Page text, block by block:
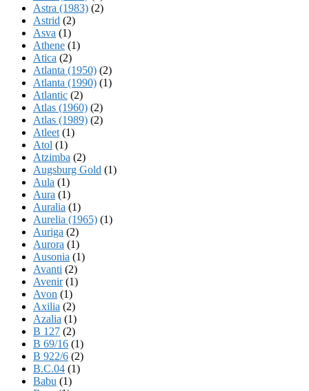
Astra (1983) (2)
Astrid (2)
Asva (1)
Athene (1)
Atica (2)
Atlanta (1950) (2)
Atlanta (1990) (1)
Atlantic (2)
Atlas (1960) (2)
Atlas (1989) (2)
Atleet (1)
Atol (1)
Atzimba (2)
Augsburg Gold (1)
Aula (1)
Aura (1)
Auralia (1)
Aurelia (1965) (1)
Auriga (2)
Aurora (1)
Ausonia (1)
Avanti (2)
Avenir(1)
Avon (1)
Axilia (2)
Azalia (1)
B 127 (2)
B 69/16 (1)
B 922/6 (2)
B.C.04 (1)
Babu (1)